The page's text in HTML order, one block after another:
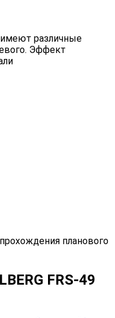
различные
Эффект
планового
FRS-49